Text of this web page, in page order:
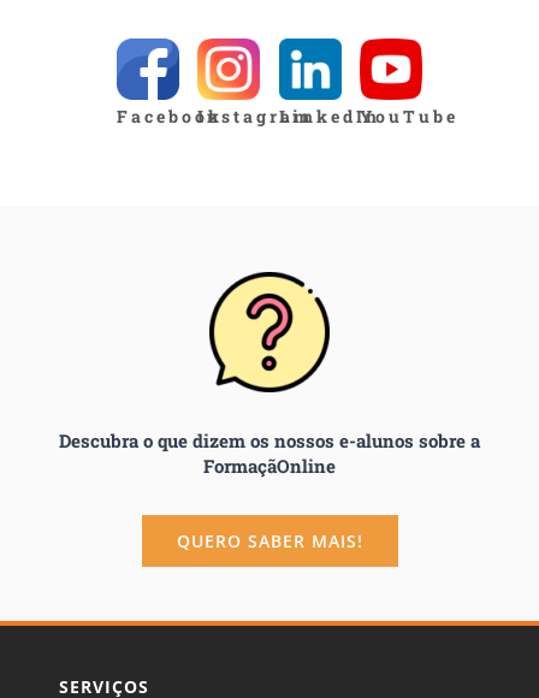
FacebookInstagramLinkedInYouTube
Descubra o que dizem os nossos e-alunos sobre a
FormaçãOnline
QUERO SABER MAIS!
SERVIÇOS